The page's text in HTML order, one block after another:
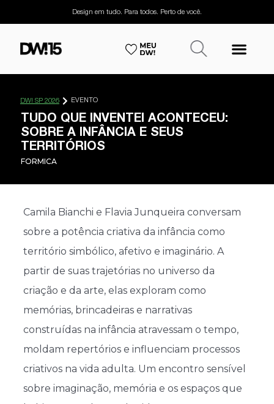
Design em tudo. Para todos. Perto de você.
DW! SP 2026 EVENTO
TUDO QUE INVENTEI ACONTECEU:
SOBRE A INFÂNCIA E SEUS
TERRITÓRIOS
FORMICA
Camila Bianchi e Flavia Junqueira conversam
sobre a potência criativa da infância como
território simbólico, afetivo e imaginário. A
partir de suas trajetórias no universo da
criação e da arte, elas exploram como
memórias, brincadeiras e narrativas
construídas na infância atravessam o tempo,
moldam repertórios e influenciam processos
criativos na vida adulta. Um encontro sensível
sobre imaginação, memória e os espaços que